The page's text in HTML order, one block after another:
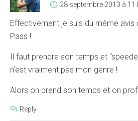
28 septembre 2013 à 11
Effectivement je suis du même avis
Pass !
Il faut prendre son temps et
n’est vraiment pas mon genre !
Alors on prend son temps et on
Reply